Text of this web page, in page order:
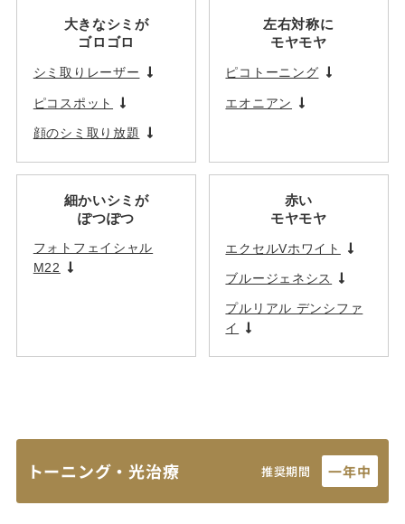
大きなシミが
ゴロゴロ
シミ取りレーザー
ピコスポット
顔のシミ取り放題
左右対称に
モヤモヤ
ピコトーニング
エオニアン
細かいシミが
ぽつぽつ
フォトフェイシャル
M22
赤い
モヤモヤ
エクセルVホワイト
ブルージェネシス
プルリアル デンシファ
イ
トーニング・光治療 推奨期間 一年中